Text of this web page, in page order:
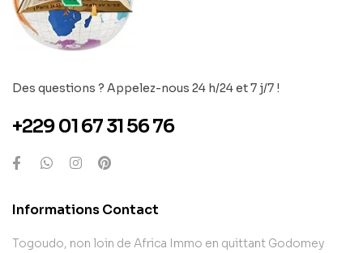
Des questions ? Appelez-nous 24 h/24 et 7 j/7 !
+229 01 67 31 56 76
Informations Contact
Togoudo, non loin de Africa Immo en quittant Godomey